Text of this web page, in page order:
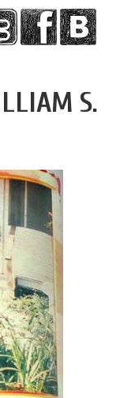
Меню
S.